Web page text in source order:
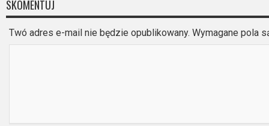
2023
2022
SKOMENTUJ
Twó adres e-mail nie będzie opublikowany. Wymagane pola